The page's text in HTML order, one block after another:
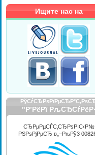
Ищите нас на
СЂРµРµСЃС‚СЂРѕРІС‹Р№
РЅРѕРјРµСЂ в„–РњРў3
"Р’РёРї РљСЂСѓРёР·